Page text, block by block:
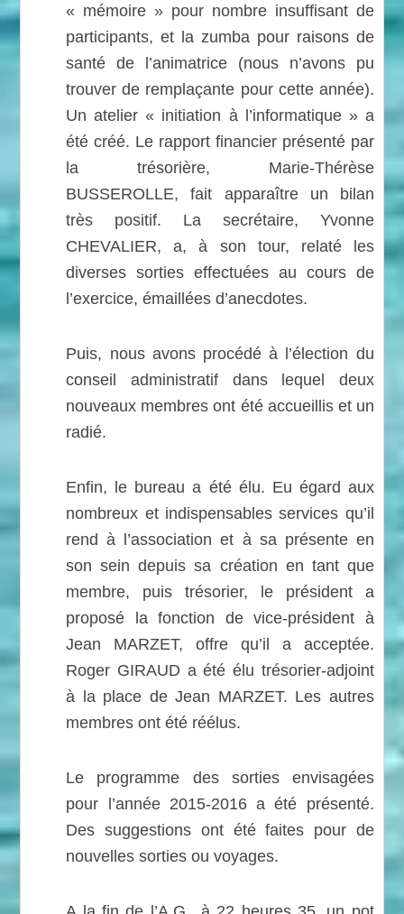
« mémoire » pour nombre insuffisant de
participants, et la zumba pour raisons de
santé de l’animatrice (nous n’avons pu
trouver de remplaçante pour cette année).
Un atelier « initiation à l’informatique » a
été créé. Le rapport financier présenté par
la trésorière, Marie-Thérèse
BUSSEROLLE, fait apparaître un bilan
très positif. La secrétaire, Yvonne
CHEVALIER, a, à son tour, relaté les
diverses sorties effectuées au cours de
l’exercice, émaillées d’anecdotes.
Puis, nous avons procédé à l’élection du
conseil administratif dans lequel deux
nouveaux membres ont été accueillis et un
radié.
Enfin, le bureau a été élu. Eu égard aux
nombreux et indispensables services qu’il
rend à l’association et à sa présente en
son sein depuis sa création en tant que
membre, puis trésorier, le président a
proposé la fonction de vice-président à
Jean MARZET, offre qu’il a acceptée.
Roger GIRAUD a été élu trésorier-adjoint
à la place de Jean MARZET. Les autres
membres ont été réélus.
Le programme des sorties envisagées
pour l’année 2015-2016 a été présenté.
Des suggestions ont été faites pour de
nouvelles sorties ou voyages.